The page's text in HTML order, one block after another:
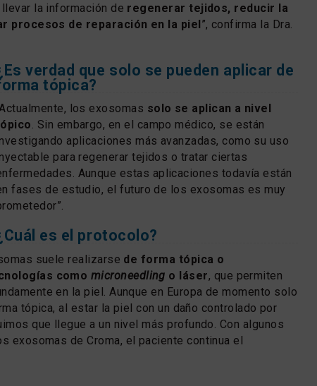
la información de regenerar tejidos, reducir la
procesos de reparación en la piel”, confirma la Dra.
verdad que solo se pueden aplicar de
tópica?
los exosomas solo se aplican a nivel
. Sin embargo, en el campo médico, se están
aplicaciones más avanzadas, como su uso
para regenerar tejidos o tratar ciertas
Aunque estas aplicaciones todavía están
fases de estudio, el futuro de los exosomas es muy
es el protocolo?
suele realizarse de forma tópica o
como microneedling o láser, que permiten
en la piel. Aunque en Europa de momento solo
tópica, al estar la piel con un daño controlado por
que llegue a un nivel más profundo. Con algunos
exosomas de Croma, el paciente continua el